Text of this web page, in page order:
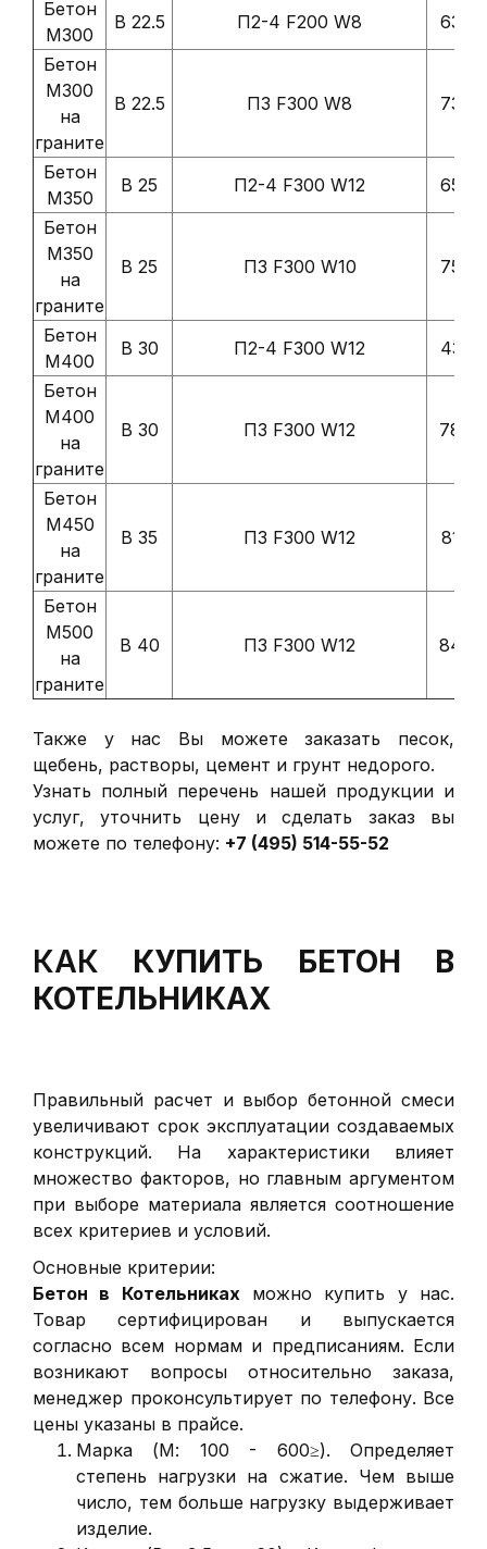
Бетон
М300
В 22.5 П2-4 F200 W8
6300
Бетон
М300
на
граните
В 22.5 П3 F300 W8 7300
Бетон
М350
В 25 П2-4 F300 W12
6500
Бетон
М350
на
граните
В 25 П3 F300 W10 7500
Бетон
М400
В 30 П2-4 F300 W12
4350
Бетон
М400
на
граните
В 30 П3 F300 W12 7800
Бетон
М450
на
граните
В 35 П3 F300 W12 8100
Бетон
М500
на
граните
В 40 П3 F300 W12 8400
Также у нас Вы можете заказать песок,
щебень, растворы, цемент и грунт недорого.
Узнать полный перечень нашей продукции и
услуг, уточнить цену и сделать заказ вы
можете по телефону: +7 (495) 514-55-52
КАК КУПИТЬ БЕТОН В
КОТЕЛЬНИКАХ
Правильный расчет и выбор бетонной смеси
увеличивают срок эксплуатации создаваемых
конструкций. На характеристики влияет
множество факторов, но главным аргументом
при выборе материала является соотношение
всех критериев и условий.
Основные критерии:
Бетон в Котельникахможно купить у нас.
Товар сертифицирован и выпускается
согласно всем нормам и предписаниям. Если
возникают вопросы относительно заказа,
менеджер проконсультирует по телефону. Все
цены указаны в прайсе.
Марка (М: 100 - 600≥). Определяет
степень нагрузки на сжатие. Чем выше
число, тем больше нагрузку выдерживает
изделие.